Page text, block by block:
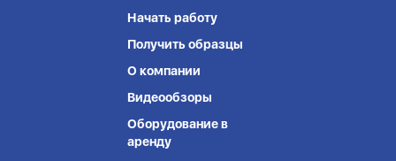
Начать работу
Получить образцы
О компании
Видеообзоры
Оборудование в
аренду